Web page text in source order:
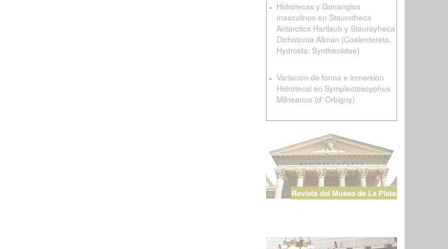
Hidrotecas y Gonangios
masculinos en Staurotheca
Antarctica Hartlaub y Stauroyheca
Dichotoma Allman (Coelentereta,
Hydroida: Syntheciidae)
Variación de forma e inmersión
Hidrotecal en Symplectoscyphus
Milneanus (d' Orbigny)
Revista del Museo de La Plata